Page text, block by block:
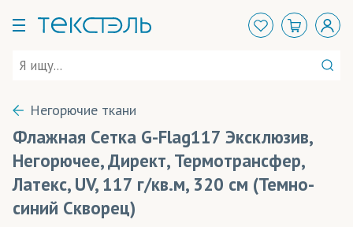
Негорючие ткани
Флажная Сетка G-Flag117 Эксклюзив,
Негорючее, Директ, Термотрансфер,
Латекс, UV, 117 г/кв.м, 320 см (Темно-
синий Скворец)